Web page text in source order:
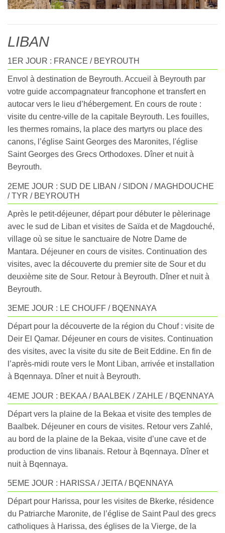
LIBAN
1ER JOUR : FRANCE / BEYROUTH
Envol à destination de Beyrouth. Accueil à Beyrouth par
votre guide accompagnateur francophone et transfert en
autocar vers le lieu d’hébergement. En cours de route :
visite du centre-ville de la capitale Beyrouth. Les fouilles,
les thermes romains, la place des martyrs ou place des
canons, l’église Saint Georges des Maronites, l'église
Saint Georges des Grecs Orthodoxes. Dîner et nuit à
Beyrouth.
2EME JOUR : SUD DE LIBAN / SIDON / MAGHDOUCHE
/ TYR / BEYROUTH
Après le petit-déjeuner, départ pour débuter le pèlerinage
avec le sud de Liban et visites de Saïda et de Magdouché,
village où se situe le sanctuaire de Notre Dame de
Mantara. Déjeuner en cours de visites. Continuation des
visites, avec la découverte du premier site de Sour et du
deuxième site de Sour. Retour à Beyrouth. Dîner et nuit à
Beyrouth.
3EME JOUR : LE CHOUFF / BQENNAYA
Départ pour la découverte de la région du Chouf : visite de
Deir El Qamar. Déjeuner en cours de visites. Continuation
des visites, avec la visite du site de Beit Eddine. En fin de
l’après-midi route vers le Mont Liban, arrivée et installation
à Bqennaya. Dîner et nuit à Beyrouth.
4EME JOUR : BEKAA / BAALBEK / ZAHLE / BQENNAYA
Départ vers la plaine de la Bekaa et visite des temples de
Baalbek. Déjeuner en cours de visites. Retour vers Zahlé,
au bord de la plaine de la Bekaa, visite d’une cave et de
production de vins libanais. Retour à Bqennaya. Dîner et
nuit à Bqennaya.
5EME JOUR : HARISSA / JEITA / BQENNAYA
Départ pour Harissa, pour les visites de Bkerke, résidence
du Patriarche Maronite, de l’église de Saint Paul des grecs
catholiques à Harissa, des églises de la Vierge, de la